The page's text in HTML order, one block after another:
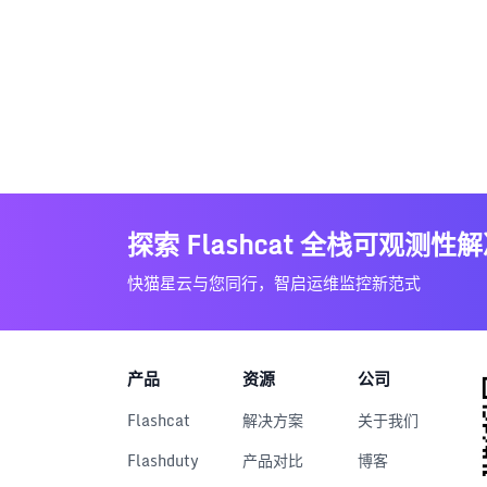
探索 Flashcat 全栈可观测性
快猫星云与您同行，智启运维监控新范式
产品
Flashcat
Flashduty
资源
解决方案
产品对比
公司
关于我们
博客